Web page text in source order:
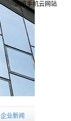
企业新闻
浏览手机云网站